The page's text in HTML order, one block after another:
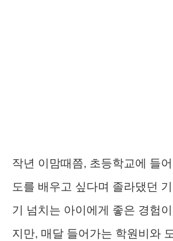
작년 이맘때쯤, 초등학교에 들
도를 배우고 싶다며 졸라댔던
기 넘치는 아이에게 좋은 경험
지만, 매달 들어가는 학원비와